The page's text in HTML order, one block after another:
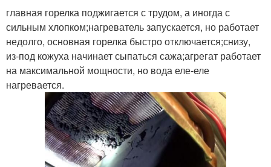
главная горелка поджигается с трудом, а иногда с
сильным хлопком;нагреватель запускается, но работает
недолго, основная горелка быстро отключается;снизу,
из-под кожуха начинает сыпаться сажа;агрегат работает
на максимальной мощности, но вода еле-еле
нагревается.